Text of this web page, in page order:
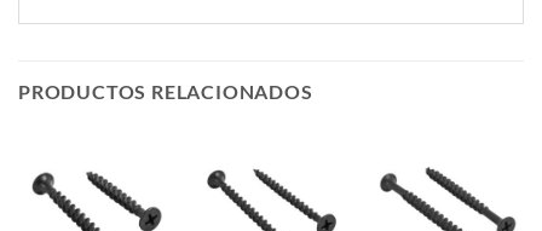
PRODUCTOS RELACIONADOS